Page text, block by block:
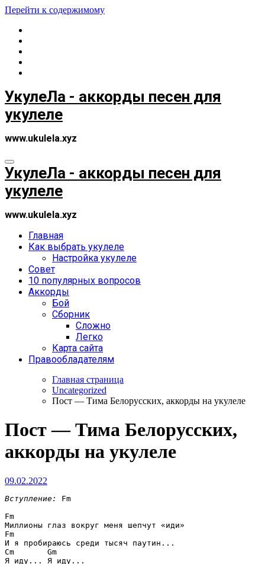
Перейти к содержимому
УкулеЛа - аккорды песен для
укулеле
www.ukulela.xyz
УкулеЛа - аккорды песен для
укулеле
www.ukulela.xyz
Главная
Как выбрать укулеле
Настройка укулеле
Совет
10 популярных вопросов
Аккорды
Бой
Сборник
Сложно
Легко
Карта сайта
Правообладателям
Главная страница
Uncategorized
Пост — Тима Белорусских, аккорды на укулеле
Пост — Тима Белорусских,
аккорды на укулеле
09.02.2022
Вступление:
Fm
Fm
Fm
Cm       Gm